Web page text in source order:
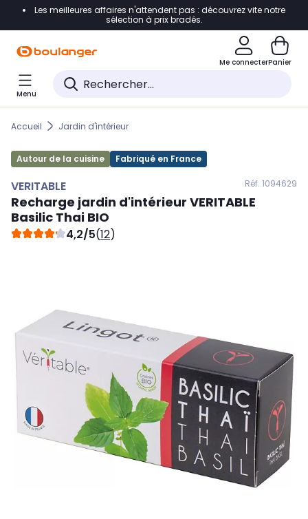
Accéder directement à la navigation
Accéder directement au pied de page
Accéder directement au chatbot
Les meilleures affaires n'attendent pas : découvrez vite notre
sélection à prix bradés.
Me connecterPanier
Menu
Accueil Jardin d'intérieur
Autour de la cuisine Fabriqué en France
VERITABLE Réf. 1094629
Recharge jardin d'intérieur VERITABLE
Basilic Thai BIO
4,2/5(12)